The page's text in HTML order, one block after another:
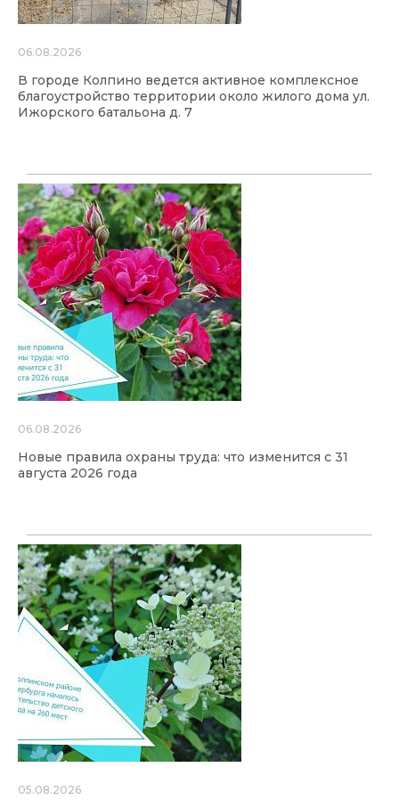
06.08.2026
В городе Колпино ведется активное комплексное
благоустройство территории около жилого дома ул.
Ижорского батальона д. 7
06.08.2026
Новые правила охраны труда: что изменится с 31
августа 2026 года
05.08.2026